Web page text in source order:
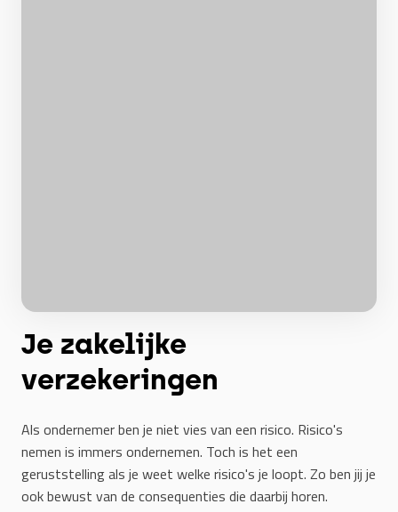
Je zakelijke
verzekeringen
Als ondernemer ben je niet vies van een risico. Risico's
nemen is immers ondernemen. Toch is het een
geruststelling als je weet welke risico's je loopt. Zo ben jij je
ook bewust van de consequenties die daarbij horen.